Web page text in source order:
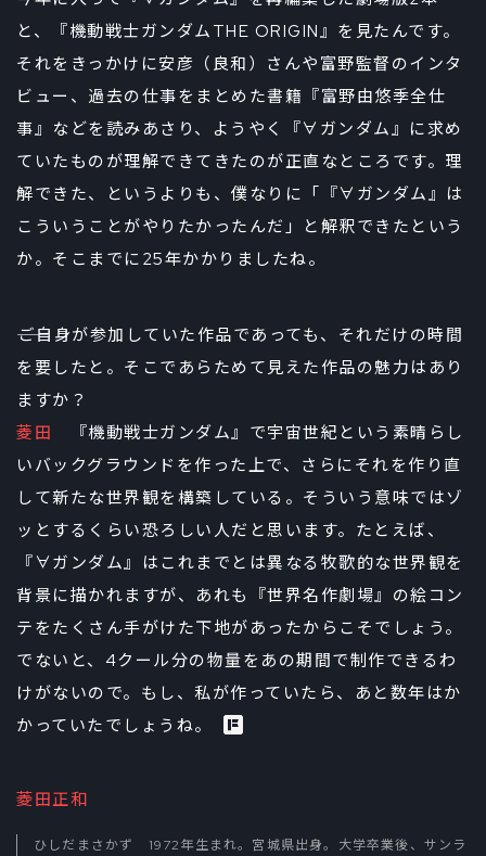
と、『機動戦士ガンダムTHE ORIGIN』を見たんです。
それをきっかけに安彦（良和）さんや富野監督のインタ
ビュー、過去の仕事をまとめた書籍『富野由悠季全仕
事』などを読みあさり、ようやく『∀ガンダム』に求め
ていたものが理解できてきたのが正直なところです。理
解できた、というよりも、僕なりに「『∀ガンダム』は
こういうことがやりたかったんだ」と解釈できたという
か。そこまでに25年かかりましたね。
――ご自身が参加していた作品であっても、それだけの時間
を要したと。そこであらためて見えた作品の魅力はあり
ますか？
菱田 『機動戦士ガンダム』で宇宙世紀という素晴らし
いバックグラウンドを作った上で、さらにそれを作り直
して新たな世界観を構築している。そういう意味ではゾ
ッとするくらい恐ろしい人だと思います。たとえば、
『∀ガンダム』はこれまでとは異なる牧歌的な世界観を
背景に描かれますが、あれも『世界名作劇場』の絵コン
テをたくさん手がけた下地があったからこそでしょう。
でないと、4クール分の物量をあの期間で制作できるわ
けがないので。もし、私が作っていたら、あと数年はか
かっていたでしょうね。
菱田正和
ひしだまさかず 1972年生まれ。宮城県出身。大学卒業後、サンラ